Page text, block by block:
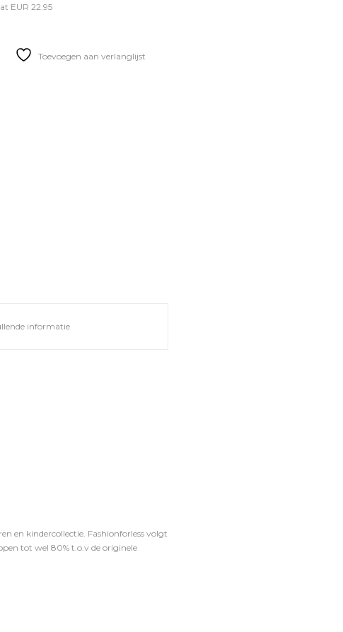
EUR 22.95
Toevoegen aan verlanglijst
informatie
en kindercollectie. Fashionforless volgt
tot wel 80% t.o.v de originele